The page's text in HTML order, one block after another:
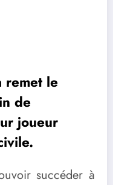
remet le
de
joueur
succéder à